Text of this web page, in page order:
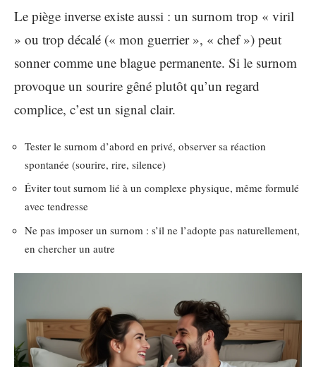
Le piège inverse existe aussi : un surnom trop « viril
» ou trop décalé (« mon guerrier », « chef ») peut
sonner comme une blague permanente. Si le surnom
provoque un sourire gêné plutôt qu’un regard
complice, c’est un signal clair.
Tester le surnom d’abord en privé, observer sa réaction
spontanée (sourire, rire, silence)
Éviter tout surnom lié à un complexe physique, même formulé
avec tendresse
Ne pas imposer un surnom : s’il ne l’adopte pas naturellement,
en chercher un autre